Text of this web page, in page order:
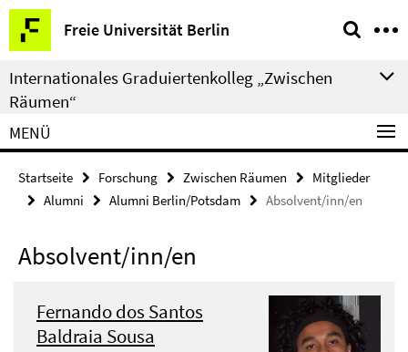
Springe
direkt
zu
Inhalt
Freie Universität Berlin
Service-
Navigation
Internationales Graduiertenkolleg „Zwischen
Räumen“
MENÜ
Startseite Forschung Zwischen Räumen
Mitglieder
Alumni
Alumni Berlin/Potsdam Absolvent/inn/en
Absolvent/inn/en
Fernando dos Santos
Baldraia Sousa